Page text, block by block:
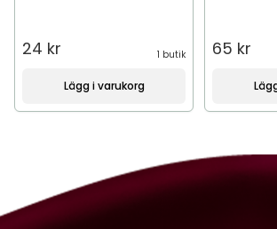
24 kr 1 butik
Lägg i varukorg
65 kr